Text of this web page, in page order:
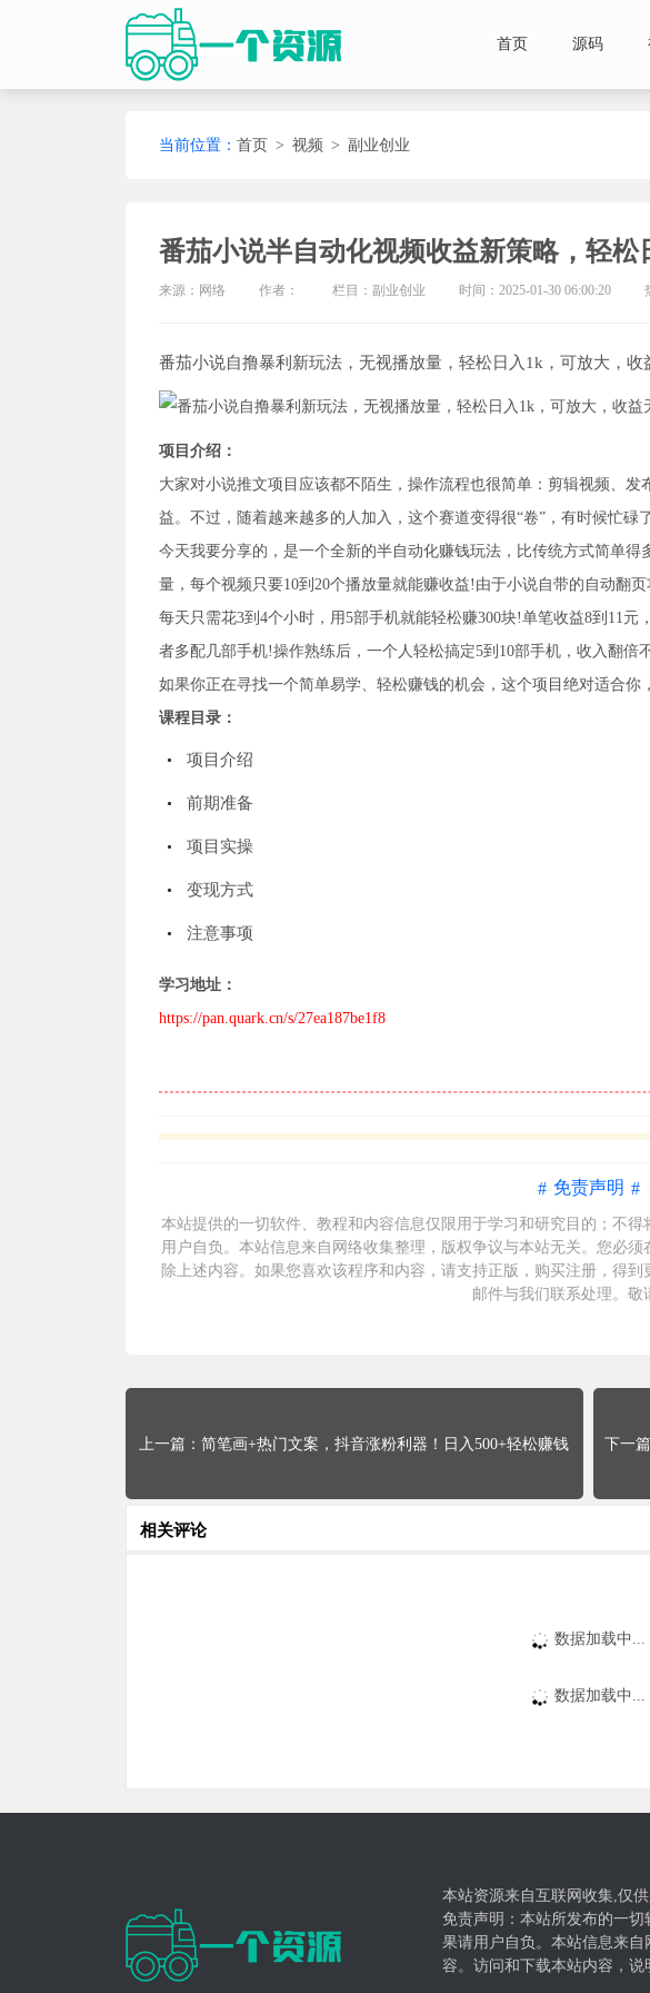
首页 源码
当前位置： 首页 > 视频 > 副业创业
番茄小说半自动化视频收益新策略，轻松
来源：网络 作者： 栏目： 副业创业 时间：2025-01-30 06:00:20
番茄小说自撸暴利新玩法，无视播放量，轻松日入1k，可放大，收
项目介绍：
大家对小说推文项目应该都不陌生，操作流程也很简单：剪辑视频、
益。不过，随着越来越多的人加入，这个赛道变得很“卷”，有时候忙碌
今天我要分享的，是一个全新的半自动化赚钱玩法，比传统方式简单
量，每个视频只要10到20个播放量就能赚收益!由于小说自带的自动翻
每天只需花3到4个小时，用5部手机就能轻松赚300块!单笔收益8到11
者多配几部手机!操作熟练后，一个人轻松搞定5到10部手机，收入翻倍
如果你正在寻找一个简单易学、轻松赚钱的机会，这个项目绝对适合你
课程目录：
项目介绍
前期准备
项目实操
变现方式
注意事项
学习地址：
https://pan.quark.cn/s/27ea187be1f8
免责声明
本站提供的一切软件、教程和内容信息仅限用于学习和研究目的；不
用户自负。本站信息来自网络收集整理，版权争议与本站无关。您必
除上述内容。如果您喜欢该程序和内容，请支持正版，购买注册，得
邮件与我们联系处理。敬
简笔画+热门文案，抖音涨粉利器！日入500+轻松赚钱
相关评论
数据加载中...
数据加载中...
本站资源来自互联网收集,仅
免责声明：本站所发布的一
果请用户自负。本站信息来
容。访问和下载本站内容，说